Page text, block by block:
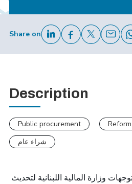
Share on
Description
Public procurement Reform
شراء عام
وزارة المالية اللبنانية لتحديث